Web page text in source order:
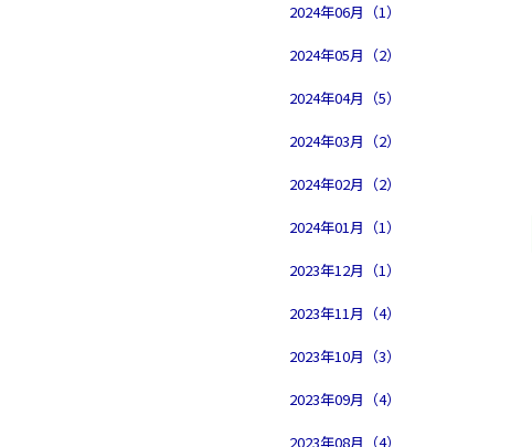
2024年06月（1）
2024年05月（2）
2024年04月（5）
2024年03月（2）
2024年02月（2）
2024年01月（1）
2023年12月（1）
2023年11月（4）
2023年10月（3）
2023年09月（4）
2023年08月（4）